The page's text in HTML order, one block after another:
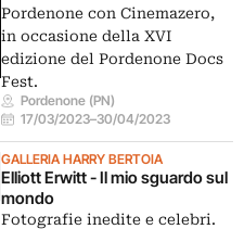
Pordenone con Cinemazero,
in occasione della XVI
edizione del Pordenone Docs
Fest.
Pordenone (PN)
17/03/2023–30/04/2023
GALLERIA HARRY BERTOIA
Elliott Erwitt - Il mio sguardo sul
mondo
Fotografie inedite e celebri.